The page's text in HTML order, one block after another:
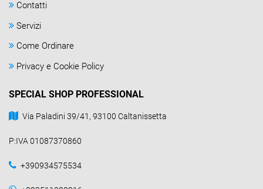
Contatti
Servizi
Come Ordinare
Privacy e Cookie Policy
SPECIAL SHOP PROFESSIONAL
Via Paladini 39/41, 93100 Caltanissetta
P:IVA 01087370860
+390934575534